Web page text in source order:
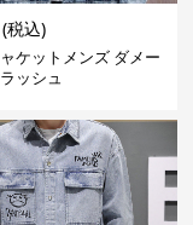
(税込)
ケットメンズ ダメー
ッシュ